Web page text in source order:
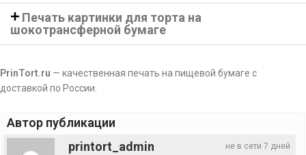
Печать картинки для торта на
шокотрансферной бумаге
PrinTort.ru — качественная печать на пищевой бумаге с
доставкой по России.
Автор публикации
не в сети 7 дней
printort_admin